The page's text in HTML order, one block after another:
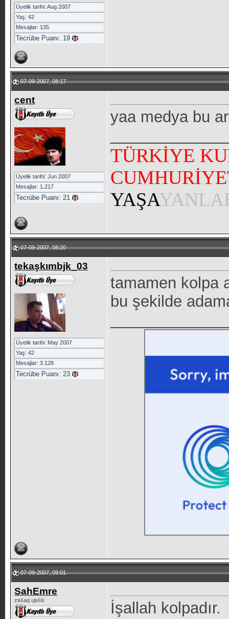
Üyelik tarihi: Aug 2007
Yaş: 42
Mesajlar: 135
Tecrübe Puanı: 19
07-09-2007, 08:17
cent
Üyelik tarihi: Jun 2007
Mesajlar: 1.217
Tecrübe Puanı: 21
yaa medya bu
TÜRKİYE
YAŞA
07-09-2007, 08:20
tekaşkımbjk_03
Üyelik tarihi: May 2007
Yaş: 42
Mesajlar: 3.128
Tecrübe Puanı: 23
tamamen kolpa
bu şekilde
07-09-2007, 09:01
SahEmre
zɐʎaq ɥɐʎis
İşallah kolpadır.